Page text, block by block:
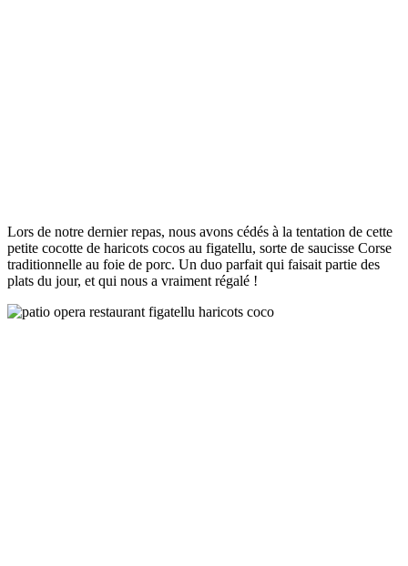
Lors de notre dernier repas, nous avons cédés à la tentation de cette
petite cocotte de haricots cocos au figatellu, sorte de saucisse Corse
traditionnelle au foie de porc. Un duo parfait qui faisait partie des
plats du jour, et qui nous a vraiment régalé !